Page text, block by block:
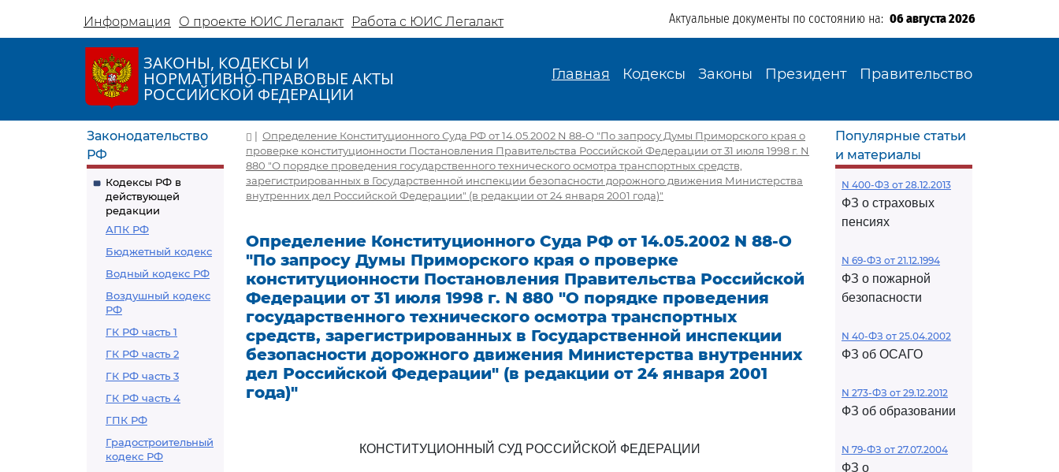
Информация О проекте ЮИС Легалакт Работа с ЮИС Легалакт Актуальные документы по состоянию на: 06 августа 2026
ЗАКОНЫ, КОДЕКСЫ И
НОРМАТИВНО-ПРАВОВЫЕ АКТЫ
РОССИЙСКОЙ ФЕДЕРАЦИИ
Главная Кодексы Законы Президент Правительство
Законодательство
РФ
Кодексы РФ в
действующей
редакции
АПК РФ
Бюджетный кодекс
Водный кодекс РФ
Воздушный кодекс
РФ
ГК РФ часть 1
ГК РФ часть 2
ГК РФ часть 3
ГК РФ часть 4
ГПК РФ
Градостроительный
кодекс РФ
| Определение Конституционного Суда РФ от 14.05.2002 N 88-О "По запросу Думы Приморского края о
проверке конституционности Постановления Правительства Российской Федерации от 31 июля 1998 г. N
880 "О порядке проведения государственного технического осмотра транспортных средств,
зарегистрированных в Государственной инспекции безопасности дорожного движения Министерства
внутренних дел Российской Федерации" (в редакции от 24 января 2001 года)"
Определение Конституционного Суда РФ от 14.05.2002 N 88-О
"По запросу Думы Приморского края о проверке
конституционности Постановления Правительства Российской
Федерации от 31 июля 1998 г. N 880 "О порядке проведения
государственного технического осмотра транспортных
средств, зарегистрированных в Государственной инспекции
безопасности дорожного движения Министерства внутренних
дел Российской Федерации" (в редакции от 24 января 2001
года)"
КОНСТИТУЦИОННЫЙ СУД РОССИЙСКОЙ ФЕДЕРАЦИИ
Популярные статьи
и материалы
N 400-ФЗ от 28.12.2013
ФЗ о страховых
пенсиях
N 69-ФЗ от 21.12.1994
ФЗ о пожарной
безопасности
N 40-ФЗ от 25.04.2002
ФЗ об ОСАГО
N 273-ФЗ от 29.12.2012
ФЗ об образовании
N 79-ФЗ от 27.07.2004
ФЗ о